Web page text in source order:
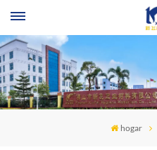
hogar